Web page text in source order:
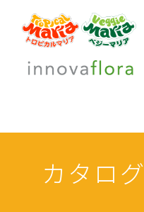
カタログ